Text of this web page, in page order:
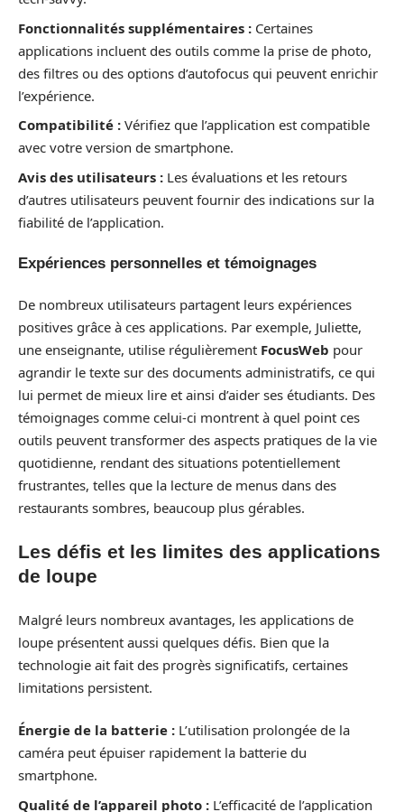
Fonctionnalités supplémentaires : Certaines
applications incluent des outils comme la prise de photo,
des filtres ou des options d’autofocus qui peuvent enrichir
l’expérience.
Compatibilité : Vérifiez que l’application est compatible
avec votre version de smartphone.
Avis des utilisateurs : Les évaluations et les retours
d’autres utilisateurs peuvent fournir des indications sur la
fiabilité de l’application.
Expériences personnelles et témoignages
De nombreux utilisateurs partagent leurs expériences
positives grâce à ces applications. Par exemple, Juliette,
une enseignante, utilise régulièrement FocusWeb pour
agrandir le texte sur des documents administratifs, ce qui
lui permet de mieux lire et ainsi d’aider ses étudiants. Des
témoignages comme celui-ci montrent à quel point ces
outils peuvent transformer des aspects pratiques de la vie
quotidienne, rendant des situations potentiellement
frustrantes, telles que la lecture de menus dans des
restaurants sombres, beaucoup plus gérables.
Les défis et les limites des applications
de loupe
Malgré leurs nombreux avantages, les applications de
loupe présentent aussi quelques défis. Bien que la
technologie ait fait des progrès significatifs, certaines
limitations persistent.
Énergie de la batterie : L’utilisation prolongée de la
caméra peut épuiser rapidement la batterie du
smartphone.
Qualité de l’appareil photo : L’efficacité de l’application